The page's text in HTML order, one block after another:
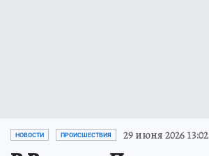
НОВОСТИ ПРОИСШЕСТВИЯ 29 июня 2026 13:02